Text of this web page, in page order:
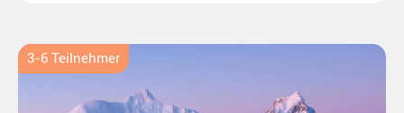
3-6 Teilnehmer